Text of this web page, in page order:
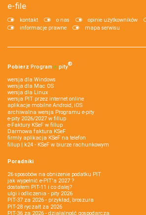
e-file
kontakt o nas opinie użytkowników
informacje prawne
mapa serwisu
Pobierz Program e‑pity®
wersja dla Windows
wersja dla Mac OS
wersja dla Linux
wersja PIT przez internet online
aplikacje mobilne Android, iOS
archiwalna wersja Programu e-pity
e-pity 2026/2027 w fillup
e‑Faktury KSeF w fillup
Darmowa faktura KSeF
firmly aplikacja KSeF na telefon
fillup | k24 - KSeF w biurze rachunkowym
Poradniki
26 sposobów na obniżenie podatku PIT
jak wypełnić e-PIT'a 2027 ?
dostałem PIT-11 i co dalej?
ulgi i odliczenia - pity 2026
PIT-37 za 2026 - przykład, broszura
PIT-28 ryczałt za 2026
PIT-36 za 2026 - działalność gospodarcza